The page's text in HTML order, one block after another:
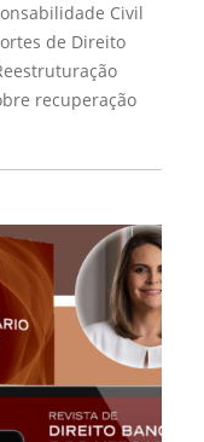
Civil
de Direito
recuperação